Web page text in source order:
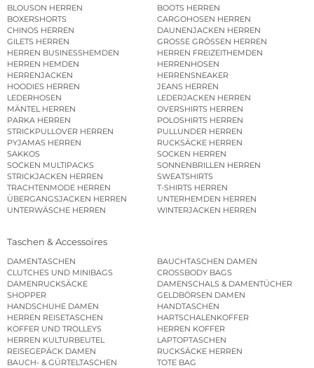
BLOUSON HERREN
BOOTS HERREN
BOXERSHORTS
CARGOHOSEN HERREN
CHINOS HERREN
DAUNENJACKEN HERREN
GILETS HERREN
GROSSE GRÖSSEN HERREN
HERREN BUSINESSHEMDEN
HERREN FREIZEITHEMDEN
HERREN HEMDEN
HERRENHOSEN
HERRENJACKEN
HERRENSNEAKER
HOODIES HERREN
JEANS HERREN
LEDERHOSEN
LEDERJACKEN HERREN
MÄNTEL HERREN
OVERSHIRTS HERREN
PARKA HERREN
POLOSHIRTS HERREN
STRICKPULLOVER HERREN
PULLUNDER HERREN
PYJAMAS HERREN
RUCKSÄCKE HERREN
SAKKOS
SOCKEN HERREN
SOCKEN MULTIPACKS
SONNENBRILLEN HERREN
STRICKJACKEN HERREN
SWEATSHIRTS
TRACHTENMODE HERREN
T-SHIRTS HERREN
ÜBERGANGSJACKEN HERREN
UNTERHEMDEN HERREN
UNTERWÄSCHE HERREN
WINTERJACKEN HERREN
Taschen & Accessoires
DAMENTASCHEN
BAUCHTASCHEN DAMEN
CLUTCHES UND MINIBAGS
CROSSBODY BAGS
DAMENRUCKSÄCKE
DAMENSCHALS & DAMENTÜCHER
SHOPPER
GELDBÖRSEN DAMEN
HANDSCHUHE DAMEN
HANDTASCHEN
HERREN REISETASCHEN
HARTSCHALENKOFFER
KOFFER UND TROLLEYS
HERREN KOFFER
HERREN KULTURBEUTEL
LAPTOPTASCHEN
REISEGEPÄCK DAMEN
RUCKSÄCKE HERREN
BAUCH- & GÜRTELTASCHEN
TOTE BAG